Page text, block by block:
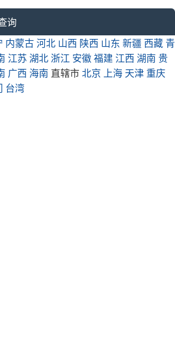
询
内蒙古河北 山西 陕西 山东 新疆 西藏 青
江苏 湖北 浙江 安徽福建 江西 湖南 贵
广西 海南 直辖市北京 上海 天津 重庆
台湾